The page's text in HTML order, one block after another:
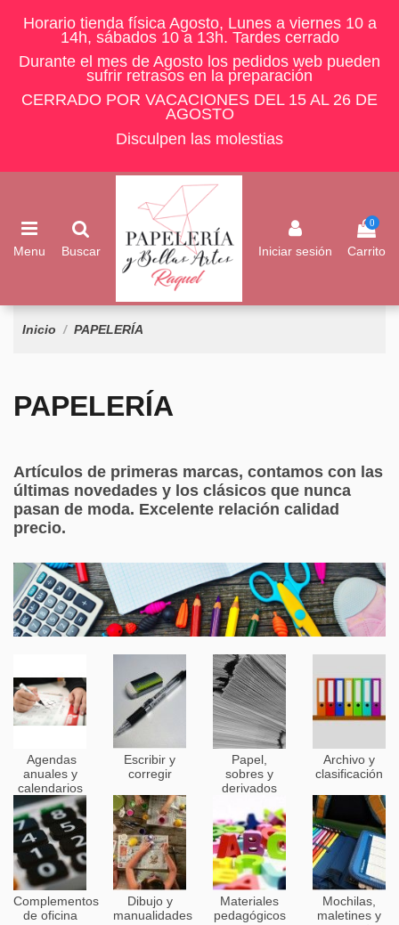
Horario tienda física Agosto, Lunes a viernes 10 a
14h, sábados 10 a 13h. Tardes cerrado
Durante el mes de Agosto los pedidos web pueden
sufrir retrasos en la preparación
CERRADO POR VACACIONES DEL 15 AL 26 DE
AGOSTO
Disculpen las molestias
Menu Buscar Iniciar sesión
0
Carrito
Inicio PAPELERÍA
PAPELERÍA
Artículos de primeras marcas, contamos con las
últimas novedades y los clásicos que nunca
pasan de moda. Excelente relación calidad
precio.
Agendas
anuales y
calendarios
Escribir y
corregir
Papel,
sobres y
derivados
Archivo y
clasificación
Complementos
de oficina
Dibujo y
manualidades
Materiales
pedagógicos
Mochilas,
maletines y